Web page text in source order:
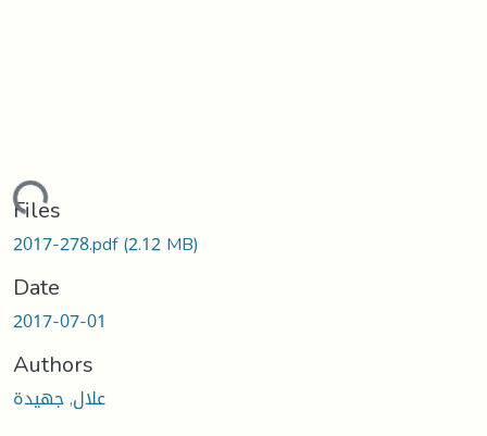
Loading...
Files
2017-278.pdf(2.12 MB)
Date
2017-07-01
Authors
علال, جهيدة